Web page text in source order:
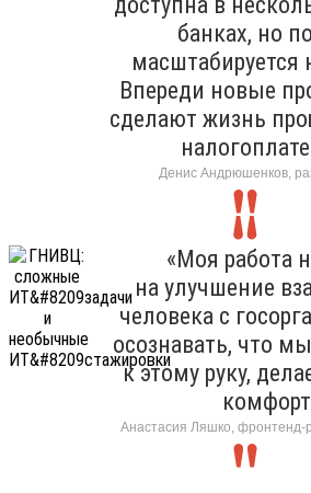
банках, но
масштабируется
Впереди новые
сделают жизнь
Денис Андрюшенков,
«Моя работа
на улучшение
человека с
осознавать, что
к этому руку,
Анастасия Ляшко, фронтенд-